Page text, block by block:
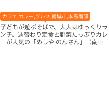
カフェ,カレー,グルメ,南城市,本島南部
子どもが遊ぶそばで、大人はゆっくりラ
ンチ。週替わり定食と野菜たっぷりカレ
ーが人気の「めしや のんさん」（南城